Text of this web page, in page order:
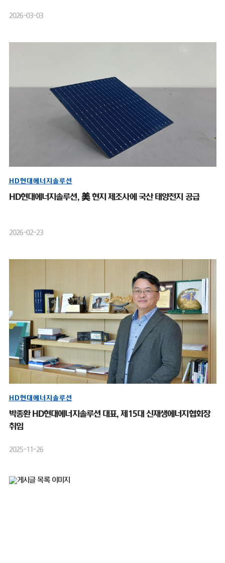
2026-03-03
HD현대에너지솔루션
HD현대에너지솔루션, 美 현지 제조사에 국산 태양전지 공급
2026-02-23
HD현대에너지솔루션
박종환 HD현대에너지솔루션 대표, 제15대 신재생에너지협회장
취임
2025-11-26